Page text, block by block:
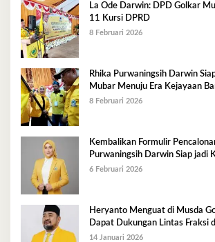
La Ode Darwin: DPD Golkar
11 Kursi DPRD
8 Februari 2026
Rhika Purwaningsih Darwin
Mubar Menuju Era Kejayaan
8 Februari 2026
Kembalikan Formulir
Purwaningsih Darwin Siap jadi
Golkar Mubar
6 Februari 2026
Heryanto Menguat di Musda
Dapat Dukungan Lintas Fraksi
14 Januari 2026